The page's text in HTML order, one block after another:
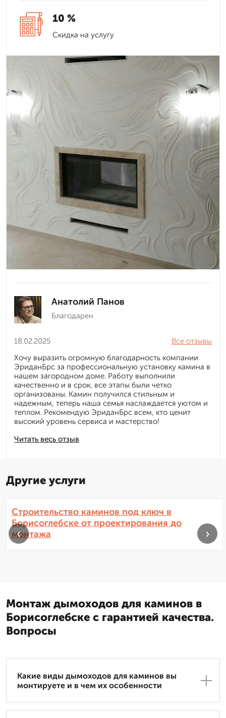
10 %
Скидка на услугу
Анатолий Панов
Благодарен
18.02.2025
Читать весь отзыв
Все отзывы
Хочу выразить огромную благодарность компании
ЭриданБрс за профессиональную установку камина в
нашем загородном доме. Работу выполнили
качественно и в срок, все этапы были четко
организованы. Камин получился стильным и
надежным, теперь наша семья наслаждается уютом и
теплом. Рекомендую ЭриданБрс всем, кто ценит
высокий уровень сервиса и мастерство!
Другие услуги
Строительство каминов под ключ в
Борисоглебске от проектирования до
монтажа
‹ ›
Монтаж дымоходов для каминов в
Борисоглебске с гарантией качества.
Вопросы
Какие виды дымоходов для каминов вы
монтируете и в чем их особенности